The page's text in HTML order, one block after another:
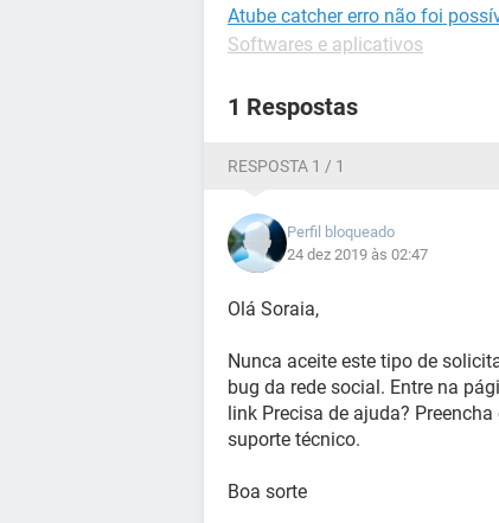
Atube catcher erro não foi
Softwares e aplicativos
1 Respostas
RESPOSTA 1 / 1
Perfil bloqueado
24 dez 2019 às 02:47
Olá Soraia,
Nunca aceite este tipo de
bug da rede social. Entre na
link Precisa de ajuda?
suporte técnico.
Boa sorte